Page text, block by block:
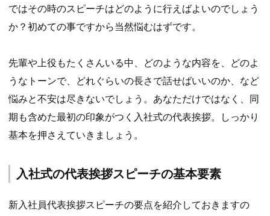
ではその時のスピーチはどのように行えばよいのでしょう
か？初めての事ですから当然悩むはずです。
先輩や上役もたくさんいる中、どのような内容を、どのよ
うなトーンで、どれぐらいの長さで話せばいいのか、など
悩みと不安は尽きないでしょう。あなただけではなく、同
期も含めた最初の印象がつく入社式の代表挨拶。しっかり
基本を押さえていきましょう。
入社式の代表挨拶スピーチの基本要素
新入社員代表挨拶スピーチの要点を紹介しておきますの